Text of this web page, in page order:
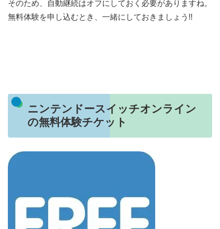
そのため、自動継続はオフにしておく必要がありますね。
無料体験を申し込むとき、一緒にしておきましょう!!
ニンテンドースイッチオンライン
の無料体験チケット